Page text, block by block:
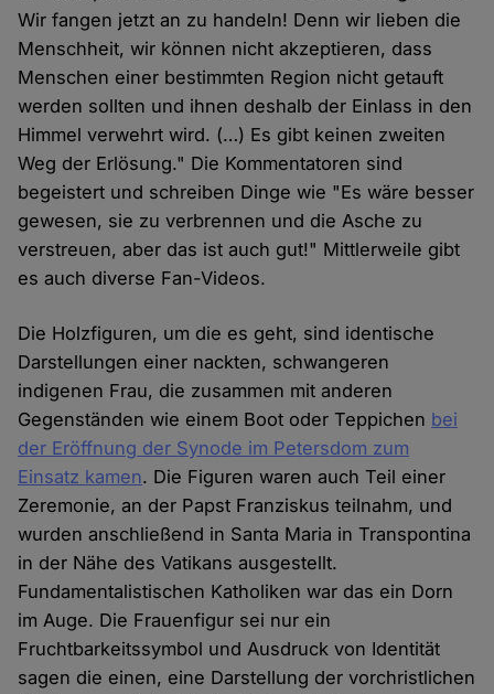
Wir fangen jetzt an zu handeln! Denn wir lieben die
Menschheit, wir können nicht akzeptieren, dass
Menschen einer bestimmten Region nicht getauft
werden sollten und ihnen deshalb der Einlass in den
Himmel verwehrt wird. (…) Es gibt keinen zweiten
Weg der Erlösung." Die Kommentatoren sind
begeistert und schreiben Dinge wie "Es wäre besser
gewesen, sie zu verbrennen und die Asche zu
verstreuen, aber das ist auch gut!" Mittlerweile gibt
es auch diverse Fan-Videos.
Die Holzfiguren, um die es geht, sind identische
Darstellungen einer nackten, schwangeren
indigenen Frau, die zusammen mit anderen
Gegenständen wie einem Boot oder Teppichen bei
der Eröffnung der Synode im Petersdom zum
Einsatz kamen. Die Figuren waren auch Teil einer
Zeremonie, an der Papst Franziskus teilnahm, und
wurden anschließend in Santa Maria in Transpontina
in der Nähe des Vatikans ausgestellt.
Fundamentalistischen Katholiken war das ein Dorn
im Auge. Die Frauenfigur sei nur ein
Fruchtbarkeitssymbol und Ausdruck von Identität
sagen die einen, eine Darstellung der vorchristlichen